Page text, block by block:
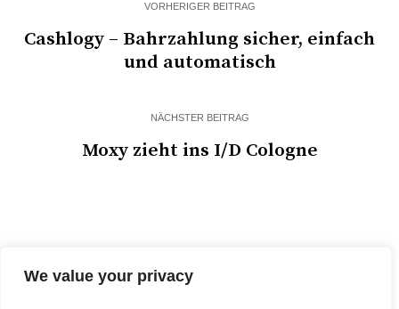
We value your privacy
VORHERIGER BEITRAG
Cashlogy – Bahrzahlung sicher, einfach
und automatisch
NÄCHSTER BEITRAG
Moxy zieht ins I/D Cologne